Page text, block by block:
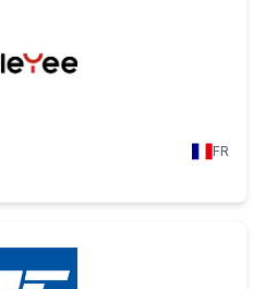
FR